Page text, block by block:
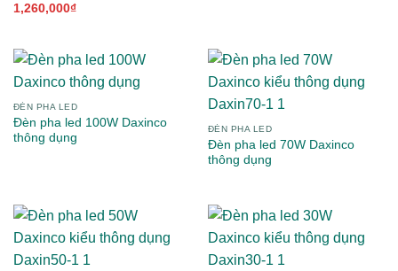
1,260,000₫
ĐÈN PHA LED
Đèn pha led 100W Daxinco
thông dụng
ĐÈN PHA LED
Đèn pha led 70W Daxinco
thông dụng